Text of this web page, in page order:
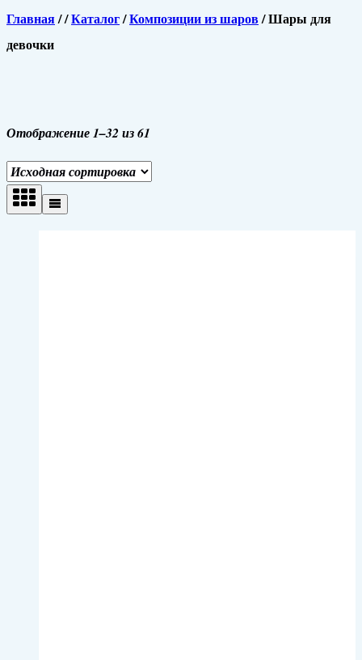
Главная//Каталог/Композиции из шаров/Шары для
девочки
Отображение 1–32 из 61